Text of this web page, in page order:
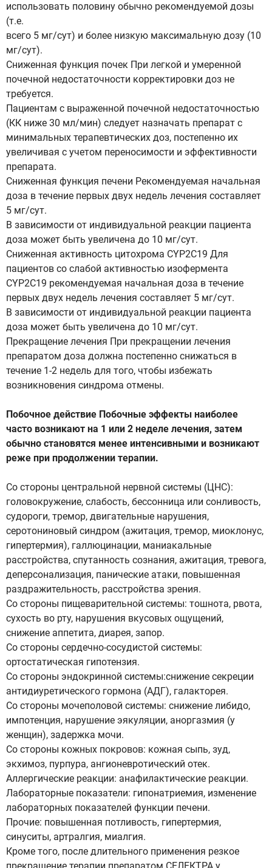
использовать половину обычно рекомендуемой дозы
(т.е.
всего 5 мг/сут) и более низкую максимальную дозу (10
мг/сут).
Сниженная функция почек При легкой и умеренной
почечной недостаточности корректировки доз не
требуется.
Пациентам с выраженной почечной недостаточностью
(КК ниже 30 мл/мин) следует назначать препарат с
минимальных терапевтических доз, постепенно их
увеличивая с учетом переносимости и эффективности
препарата.
Сниженная функция печени Рекомендуемая начальная
доза в течение первых двух недель лечения составляет
5 мг/сут.
В зависимости от индивидуальной реакции пациента
доза может быть увеличена до 10 мг/сут.
Сниженная активность цитохрома CYP2C19 Для
пациентов со слабой активностью изофермента
CYP2C19 рекомендуемая начальная доза в течение
первых двух недель лечения составляет 5 мг/сут.
В зависимости от индивидуальной реакции пациента
доза может быть увеличена до 10 мг/сут.
Прекращение лечения При прекращении лечения
препаратом доза должна постепенно снижаться в
течение 1-2 недель для того, чтобы избежать
возникновения синдрома отмены.
Побочное действие Побочные эффекты наиболее
часто возникают на 1 или 2 неделе лечения, затем
обычно становятся менее интенсивными и возникают
реже при продолжении терапии.
Со стороны центральной нервной системы (ЦНС):
головокружение, слабость, бессонница или сонливость,
судороги, тремор, двигательные нарушения,
серотониновый синдром (ажитация, тремор, миоклонус,
гипертермия), галлюцинации, маниакальные
расстройства, спутанность сознания, ажитация, тревога,
деперсонализация, панические атаки, повышенная
раздражительность, расстройства зрения.
Со стороны пищеварительной системы: тошнота, рвота,
сухость во рту, нарушения вкусовых ощущений,
снижение аппетита, диарея, запор.
Со стороны сердечно-сосудистой системы:
ортостатическая гипотензия.
Со стороны эндокринной системы:снижение секреции
антидиуретического гормона (АДГ), галакторея.
Со стороны мочеполовой системы: снижение либидо,
импотенция, нарушение эякуляции, аноргазмия (у
женщин), задержка мочи.
Со стороны кожных покровов: кожная сыпь, зуд,
экхимоз, пурпура, ангионевротический отек.
Аллергические реакции: анафилактические реакции.
Лабораторные показатели: гипонатриемия, изменение
лабораторных показателей функции печени.
Прочие: повышенная потливость, гипертермия,
синуситы, артралгия, миалгия.
Кроме того, после длительного применения резкое